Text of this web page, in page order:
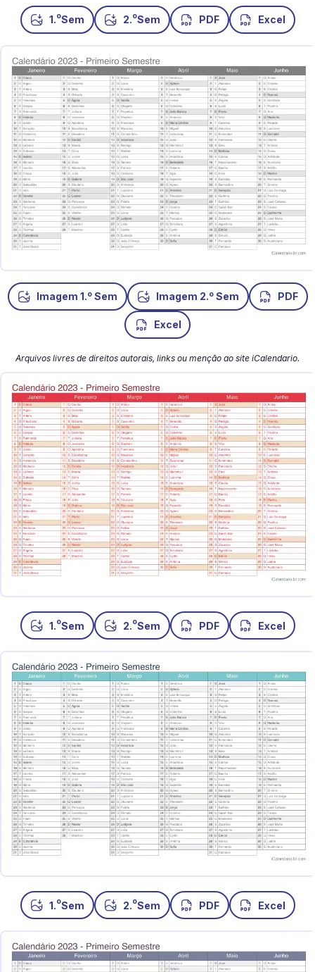
1.oSem 2.oSem PDF Excel
Imagem 1.o Sem Imagem 2.o Sem PDF
Excel
Arquivos livres de direitos autorais, links ou menção ao site iCalendario.
1.oSem 2.oSem PDF Excel
1.oSem 2.oSem PDF Excel